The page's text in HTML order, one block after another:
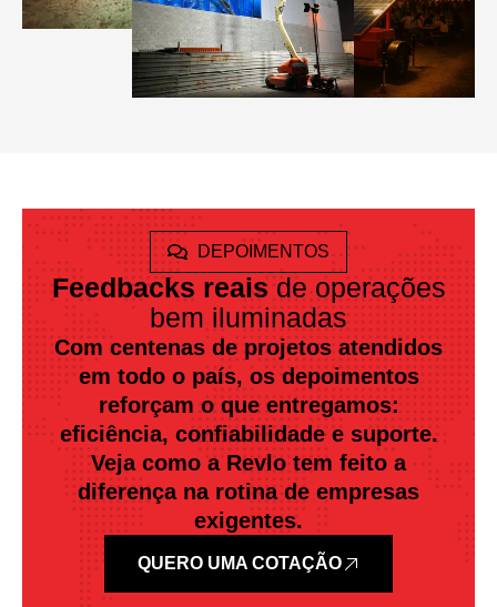
DEPOIMENTOS
Feedbacks reaisde operações
bem iluminadas
Com centenas de projetos atendidos
em todo o país, os depoimentos
reforçam o que entregamos:
eficiência, confiabilidade e suporte.
Veja como a Revlo tem feito a
diferença na rotina de empresas
exigentes.
QUERO UMA COTAÇÃO